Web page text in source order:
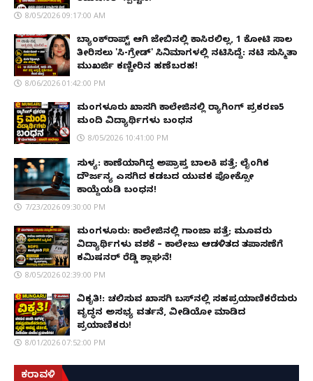
8/05/2026 09:17:00 AM
ಬ್ಯಾಂಕ್‌ರಾಪ್ಟ್‌ ಆಗಿ ಜೇಬಿನಲ್ಲಿ ಕಾಸಿರಲಿಲ್ಲ, ₹1 ಕೋಟಿ ಸಾಲ
ತೀರಿಸಲು 'ಸಿ-ಗ್ರೇಡ್' ಸಿನಿಮಾಗಳಲ್ಲಿ ನಟಿಸಿದ್ದೆ: ನಟಿ ಸುಸ್ಮಿತಾ
ಮುಖರ್ಜಿ ಕಣ್ಣೀರಿನ ಹಣೆಬರಹ!
8/06/2026 01:42:00 PM
ಮಂಗಳೂರು ಖಾಸಗಿ ಕಾಲೇಜಿನಲ್ಲಿ ರ‌್ಯಾಗಿಂಗ್ ಪ್ರಕರಣ5
ಮಂದಿ ವಿದ್ಯಾರ್ಥಿಗಳು ಬಂಧನ
8/05/2026 10:41:00 PM
ಸುಳ್ಯ: ಕಾಣೆಯಾಗಿದ್ದ ಅಪ್ರಾಪ್ತ ಬಾಲಕಿ ಪತ್ತೆ; ಲೈಂಗಿಕ
ದೌರ್ಜನ್ಯ ಎಸಗಿದ ಕಡಬದ ಯುವಕ ಪೋಕ್ಸೋ
ಕಾಯ್ದೆಯಡಿ ಬಂಧನ!
7/23/2026 09:30:00 PM
ಮಂಗಳೂರು: ಕಾಲೇಜಿನಲ್ಲಿ ಗಾಂಜಾ ಪತ್ತೆ; ಮೂವರು
ವಿದ್ಯಾರ್ಥಿಗಳು ವಶಕ್ಕೆ – ಕಾಲೇಜು ಆಡಳಿತದ ತಪಾಸಣೆಗೆ
ಕಮಿಷನರ್ ರೆಡ್ಡಿ ಶ್ಲಾಘನೆ!
8/05/2026 02:39:00 PM
ವಿಕೃತಿ!: ಚಲಿಸುವ ಖಾಸಗಿ ಬಸ್‌ನಲ್ಲಿ ಸಹಪ್ರಯಾಣಿಕರೆದುರು
ವೃದ್ಧನ ಅಸಭ್ಯ ವರ್ತನೆ, ವೀಡಿಯೋ ಮಾಡಿದ
ಪ್ರಯಾಣಿಕರು!
8/01/2026 07:52:00 PM
ಕರಾವಳಿ